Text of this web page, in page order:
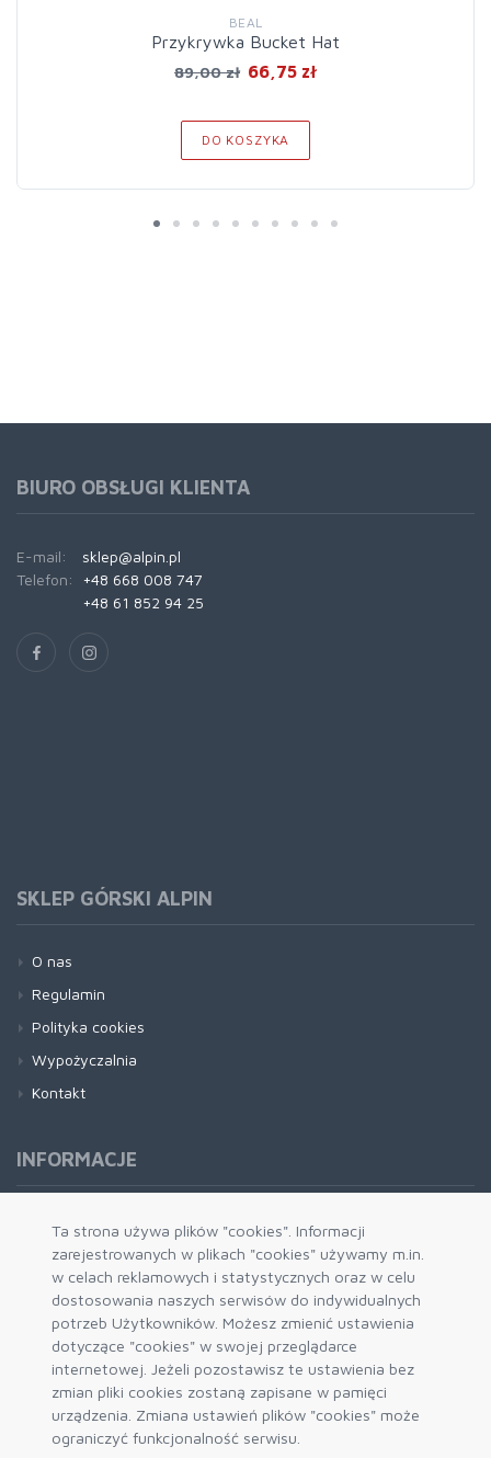
Ta strona używa plików "cookies". Informacji
zarejestrowanych w plikach "cookies" używamy m.in.
w celach reklamowych i statystycznych oraz w celu
dostosowania naszych serwisów do indywidualnych
potrzeb Użytkowników. Możesz zmienić ustawienia
dotyczące "cookies" w swojej przeglądarce
internetowej. Jeżeli pozostawisz te ustawienia bez
zmian pliki cookies zostaną zapisane w pamięci
urządzenia. Zmiana ustawień plików "cookies" może
ograniczyć funkcjonalność serwisu.
BEAL
Przykrywka Bucket Hat
89,00 zł 66,75 zł
DO KOSZYKA
BIURO OBSŁUGI KLIENTA
E-mail:
sklep@alpin.pl
Telefon:
+48 668 008 747
+48 61 852 94 25
SKLEP GÓRSKI ALPIN
O nas
Regulamin
Polityka cookies
Wypożyczalnia
Kontakt
INFORMACJE
Formy płatności
Dostawa i wysyłka
Zwrot i wymiana
System rabatowy
Kody rabatowe
Blog